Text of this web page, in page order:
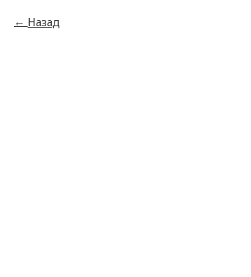
Назад